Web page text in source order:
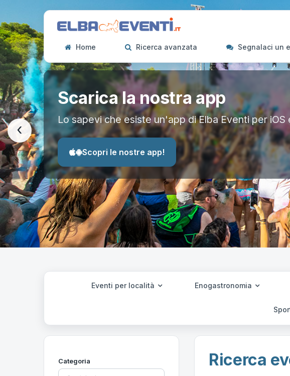
Home Ricerca avanzata Segnalaci un
Scarica la nostra app
Lo sapevi che esiste un'app di Elba Eventi per iOS
Scopri le nostre app!
‹
Eventi per località Enogastronomia
Categoria Ricerca